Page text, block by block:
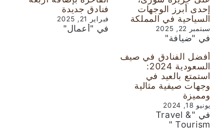
إحدى أبرز الوجهات
السياحية في المملكة
سبتمبر 22, 2025
في "ضيافة"
فنادق جديدة
فبراير 21, 2025
في "أعمال"
أفضل الفنادق في صيف
السعودية 2024:
استمتع بالعيد في
وجهات صيفية مثالية
ومميزة
يونيو 18, 2024
في "Travel &
Tourism "